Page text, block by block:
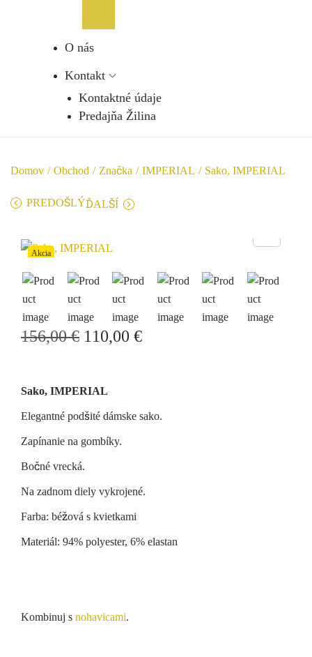
O nás
Kontakt
Kontaktné údaje
Predajňa Žilina
Domov / Obchod / Značka / IMPERIAL / Sako, IMPERIAL
PREDOŠLÝĎALŠÍ
Akcia
156,00€ 110,00 €
Sako, IMPERIAL
Elegantné podšité dámske sako.
Zapínanie na gombíky.
Bočné vrecká.
Na zadnom diely vykrojené.
Farba: béžová s kvietkami
Materiál: 94% polyester, 6% elastan
Kombinuj s nohavicami.